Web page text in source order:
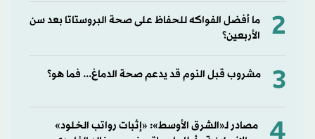
2
ما أفضل الفواكه للحفاظ على صحة البروستاتا بعد سن
الأربعين؟
3 مشروب قبل النوم قد يدعم صحة الدماغ... فما هو؟
مصادر لـ«الشرق الأوسط»: «إثبات رواتب الخلود»